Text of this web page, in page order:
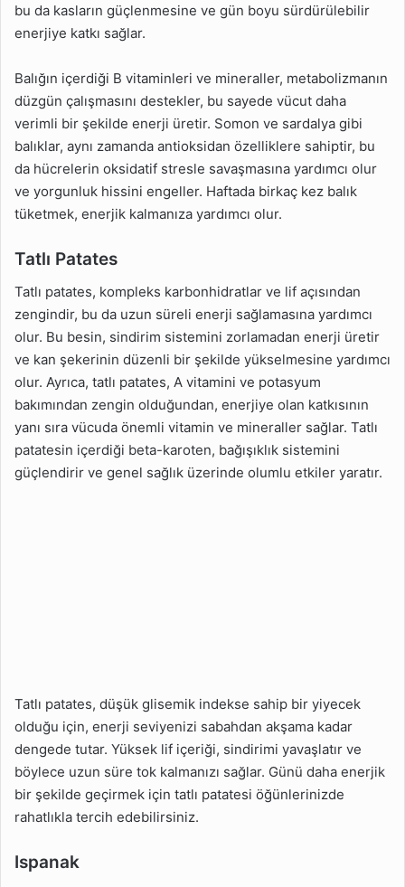
bu da kasların güçlenmesine ve gün boyu sürdürülebilir
enerjiye katkı sağlar.
Balığın içerdiği B vitaminleri ve mineraller, metabolizmanın
düzgün çalışmasını destekler, bu sayede vücut daha
verimli bir şekilde enerji üretir. Somon ve sardalya gibi
balıklar, aynı zamanda antioksidan özelliklere sahiptir, bu
da hücrelerin oksidatif stresle savaşmasına yardımcı olur
ve yorgunluk hissini engeller. Haftada birkaç kez balık
tüketmek, enerjik kalmanıza yardımcı olur.
Tatlı Patates
Tatlı patates, kompleks karbonhidratlar ve lif açısından
zengindir, bu da uzun süreli enerji sağlamasına yardımcı
olur. Bu besin, sindirim sistemini zorlamadan enerji üretir
ve kan şekerinin düzenli bir şekilde yükselmesine yardımcı
olur. Ayrıca, tatlı patates, A vitamini ve potasyum
bakımından zengin olduğundan, enerjiye olan katkısının
yanı sıra vücuda önemli vitamin ve mineraller sağlar. Tatlı
patatesin içerdiği beta-karoten, bağışıklık sistemini
güçlendirir ve genel sağlık üzerinde olumlu etkiler yaratır.
Tatlı patates, düşük glisemik indekse sahip bir yiyecek
olduğu için, enerji seviyenizi sabahdan akşama kadar
dengede tutar. Yüksek lif içeriği, sindirimi yavaşlatır ve
böylece uzun süre tok kalmanızı sağlar. Günü daha enerjik
bir şekilde geçirmek için tatlı patatesi öğünlerinizde
rahatlıkla tercih edebilirsiniz.
Ispanak